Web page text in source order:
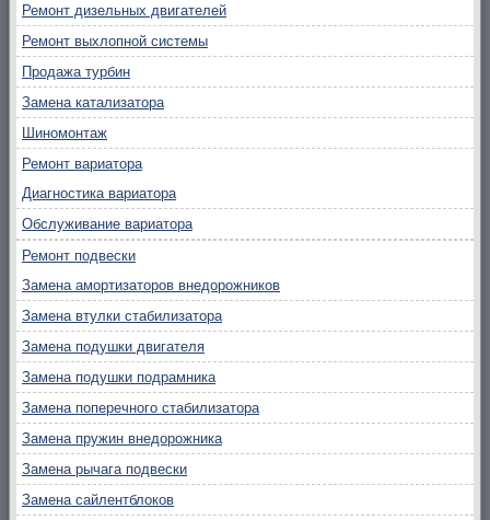
Ремонт дизельных двигателей
Ремонт выхлопной системы
Продажа турбин
Замена катализатора
Шиномонтаж
Ремонт вариатора
Диагностика вариатора
Обслуживание вариатора
Ремонт подвески
Замена амортизаторов внедорожников
Замена втулки стабилизатора
Замена подушки двигателя
Замена подушки подрамника
Замена поперечного стабилизатора
Замена пружин внедорожника
Замена рычага подвески
Замена сайлентблоков